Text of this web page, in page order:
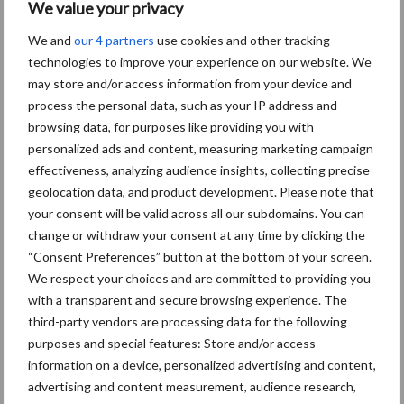
We value your privacy
We and our 4 partners use cookies and other tracking
technologies to improve your experience on our website. We
may store and/or access information from your device and
process the personal data, such as your IP address and
browsing data, for purposes like providing you with
personalized ads and content, measuring marketing campaign
effectiveness, analyzing audience insights, collecting precise
geolocation data, and product development. Please note that
your consent will be valid across all our subdomains. You can
change or withdraw your consent at any time by clicking the
“Consent Preferences” button at the bottom of your screen.
We respect your choices and are committed to providing you
with a transparent and secure browsing experience. The
third-party vendors are processing data for the following
purposes and special features: Store and/or access
information on a device, personalized advertising and content,
advertising and content measurement, audience research,
Primaire
Recent nieuws Partner nieuws
Diergezondheid Bemesting Fokkerij
Mastitis Hittestress
Toon meer